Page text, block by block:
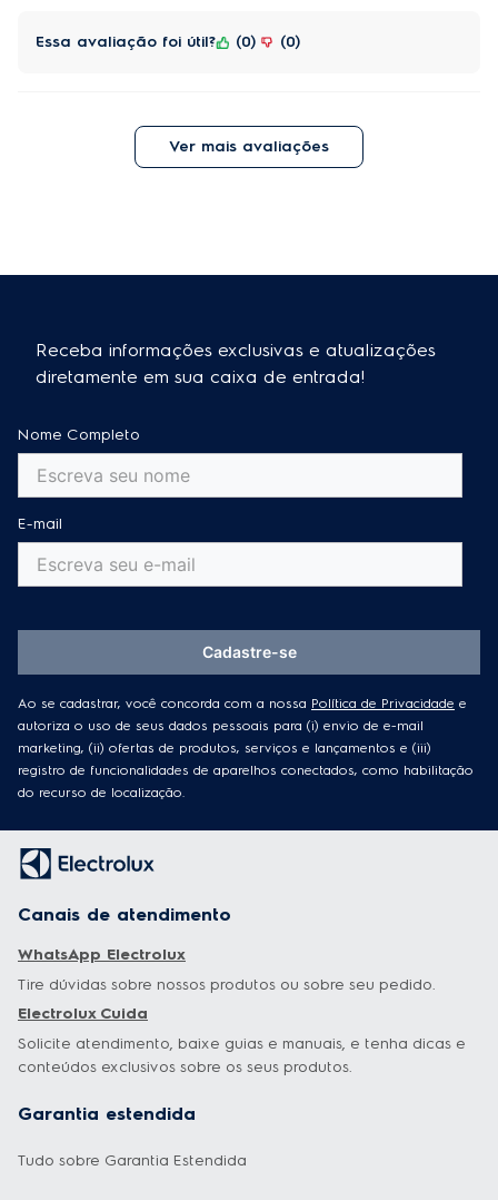
Essa avaliação foi útil? 0 0
Ver mais avaliações
Receba informações exclusivas e atualizações
diretamente em sua caixa de entrada!
Nome Completo
E-mail
Ao se cadastrar, você concorda com a nossa Política de Privacidade e
autoriza o uso de seus dados pessoais para (i) envio de e-mail
marketing, (ii) ofertas de produtos, serviços e lançamentos e (iii)
registro de funcionalidades de aparelhos conectados, como habilitação
do recurso de localização.
Cadastre-se
Canais de atendimento
WhatsApp Electrolux
Tire dúvidas sobre nossos produtos ou sobre seu pedido.
Electrolux Cuida
Solicite atendimento, baixe guias e manuais, e tenha dicas e
conteúdos exclusivos sobre os seus produtos.
Garantia estendida
Tudo sobre Garantia Estendida